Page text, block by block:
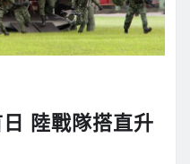
陸戰隊搭直升